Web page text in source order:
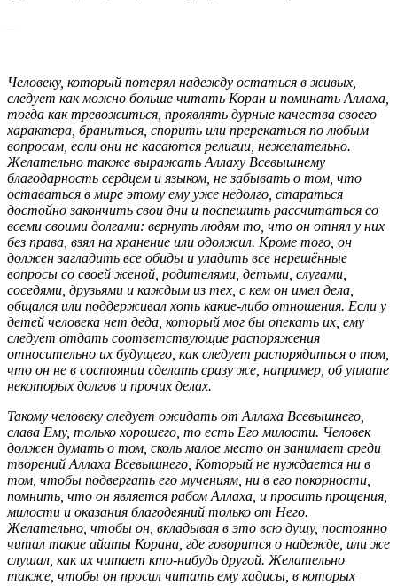
Человеку, который потерял надежду остаться в живых,
следует как можно больше читать Коран и поминать Аллаха,
тогда как тревожиться, проявлять дурные качества своего
характера, браниться, спорить или пререкаться по любым
вопросам, если они не касаются религии, нежелательно.
Желательно также выражать Аллаху Всевышнему
благодарность сердцем и языком, не забывать о том, что
оставаться в мире этому ему уже недолго, стараться
достойно закончить свои дни и поспешить рассчитаться со
всеми своими долгами: вернуть людям то, что он отнял у них
без права, взял на хранение или одолжил. Кроме того, он
должен загладить все обиды и уладить все нерешённые
вопросы со своей женой, родителями, детьми, слугами,
соседями, друзьями и каждым из тех, с кем он имел дела,
общался или поддерживал хоть какие-либо отношения. Если у
детей человека нет деда, который мог бы опекать их, ему
следует отдать соответствующие распоряжения
относительно их будущего, как следует распорядиться о том,
что он не в состоянии сделать сразу же, например, об уплате
некоторых долгов и прочих делах.
Такому человеку следует ожидать от Аллаха Всевышнего,
слава Ему, только хорошего, то есть Его милости. Человек
должен думать о том, сколь малое место он занимает среди
творений Аллаха Всевышнего, Который не нуждается ни в
том, чтобы подвергать его мучениям, ни в его покорности,
помнить, что он является рабом Аллаха, и просить прощения,
милости и оказания благодеяний только от Него.
Желательно, чтобы он, вкладывая в это всю душу, постоянно
читал такие айаты Корана, где говорится о надежде, или же
слушал, как их читает кто-нибудь другой. Желательно
также, чтобы он просил читать ему хадисы, в которых